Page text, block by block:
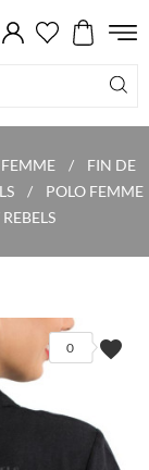
FIN DE
POLO FEMME
favorite
0